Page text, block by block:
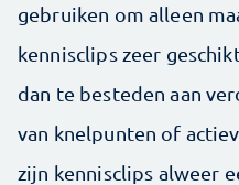
gebruiken om alleen
kennisclips zeer
dan te besteden aan
van knelpunten of
zijn kennisclips alweer